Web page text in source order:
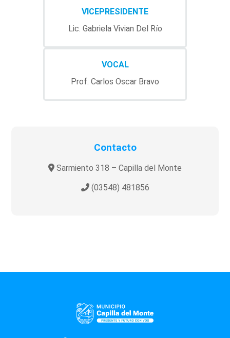
VICEPRESIDENTE
Lic. Gabriela Vivian Del Río
VOCAL
Prof. Carlos Oscar Bravo
Contacto
Sarmiento 318 – Capilla del Monte
(03548) 481856